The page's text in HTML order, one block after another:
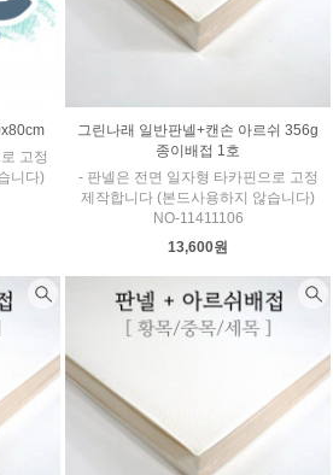
고정
니다)
그린나래 일반판넬+캔손 아르쉬 356g
종이배접 1호
- 판넬은 전면 일자형 타카핀으로 고정
제작합니다 (본드사용하지 않습니다)
NO-11411106
13,600원